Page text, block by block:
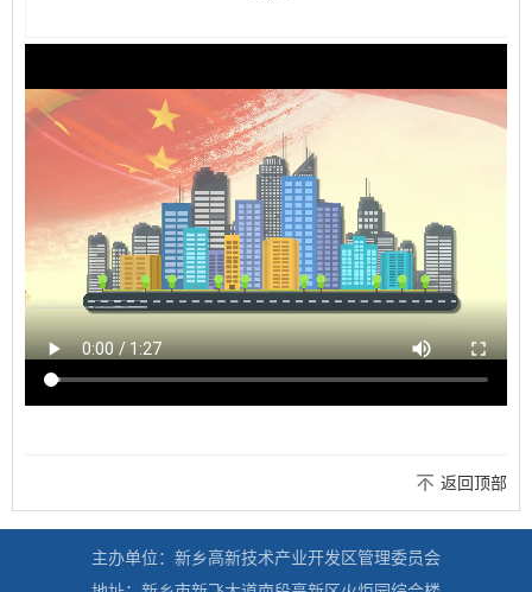
返回顶部
主办单位：新乡高新技术产业开发区管理委员会